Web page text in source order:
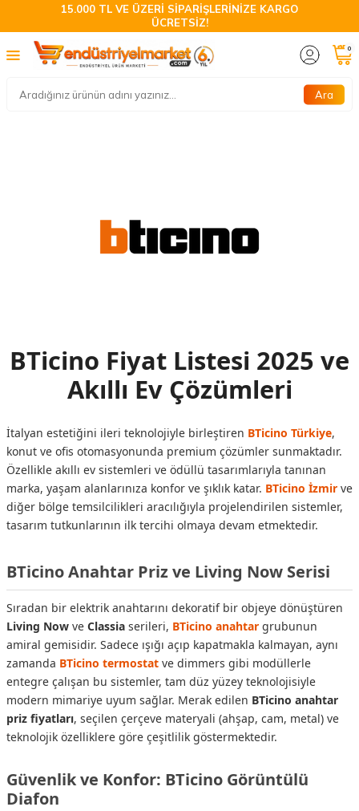
15.000 TL VE ÜZERİ SİPARİŞLERİNİZE KARGO
ÜCRETSİZ!
Ara
0
BTicino Fiyat Listesi 2025 ve
Akıllı Ev Çözümleri
İtalyan estetiğini ileri teknolojiyle birleştiren BTicino Türkiye,
konut ve ofis otomasyonunda premium çözümler sunmaktadır.
Özellikle akıllı ev sistemleri ve ödüllü tasarımlarıyla tanınan
marka, yaşam alanlarınıza konfor ve şıklık katar. BTicino İzmir ve
diğer bölge temsilcilikleri aracılığıyla projelendirilen sistemler,
tasarım tutkunlarının ilk tercihi olmaya devam etmektedir.
BTicino Anahtar Priz ve Living Now Serisi
Sıradan bir elektrik anahtarını dekoratif bir objeye dönüştüren
Living Now ve Classia serileri, BTicino anahtar grubunun
amiral gemisidir. Sadece ışığı açıp kapatmakla kalmayan, aynı
zamanda BTicino termostat ve dimmers gibi modüllerle
entegre çalışan bu sistemler, tam düz yüzey teknolojisiyle
modern mimariye uyum sağlar. Merak edilen BTicino anahtar
priz fiyatları, seçilen çerçeve materyali (ahşap, cam, metal) ve
teknolojik özelliklere göre çeşitlilik göstermektedir.
Güvenlik ve Konfor: BTicino Görüntülü
Diafon